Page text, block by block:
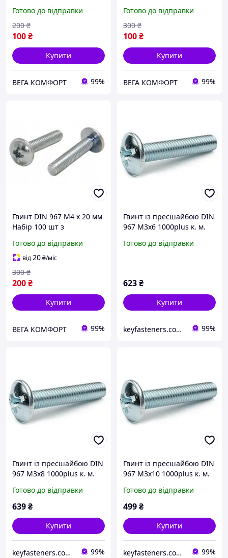
та Пресшайбою
Оцинкований Spec
Готово до відправки
100₴
200 ₴
Купити
ВЕГА КОМФОРТ 99%
та Фланцем ЦБ PZ+PL
Spec
Готово до відправки
100₴
300 ₴
Купити
ВЕГА КОМФОРТ 99%
Гвинт DIN 967 М4 х 20 мм
Набір 100 шт з
та Фланцем ЦБ PZ+PL
Spec
Готово до відправки
від20₴/міс
200₴
300 ₴
Купити
ВЕГА КОМФОРТ 99%
Гвинт із пресшайбою DIN
967 М3х6 1000plus к. м.
пачка
Готово до відправки
623₴
Купити
keyfasteners.com.ua 99%
Гвинт із пресшайбою DIN
967 М3х8 1000plus к. м.
пачка
Готово до відправки
639₴
Купити
keyfasteners.com.ua 99%
Гвинт із пресшайбою DIN
967 М3х10 1000plus к. м.
шт)
Готово до відправки
499₴
Купити
keyfasteners.com.ua 99%